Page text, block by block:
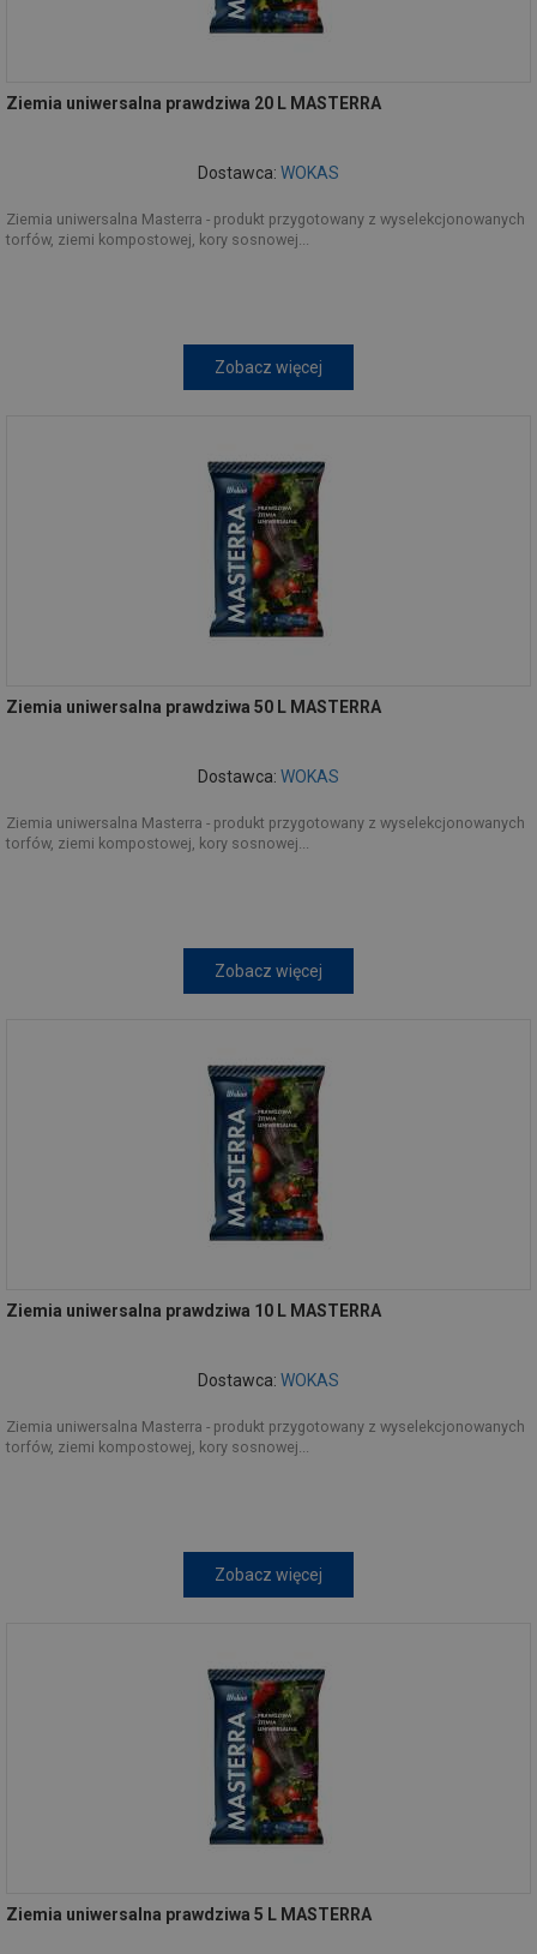
Ziemia uniwersalna prawdziwa 20 L MASTERRA
Dostawca: WOKAS
Ziemia uniwersalna Masterra - produkt przygotowany z wyselekcjonowanych
torfów, ziemi kompostowej, kory sosnowej...
Zobacz więcej
Ziemia uniwersalna prawdziwa 50 L MASTERRA
Dostawca: WOKAS
Ziemia uniwersalna Masterra - produkt przygotowany z wyselekcjonowanych
torfów, ziemi kompostowej, kory sosnowej...
Zobacz więcej
Ziemia uniwersalna prawdziwa 10 L MASTERRA
Dostawca: WOKAS
Ziemia uniwersalna Masterra - produkt przygotowany z wyselekcjonowanych
torfów, ziemi kompostowej, kory sosnowej...
Zobacz więcej
Ziemia uniwersalna prawdziwa 5 L MASTERRA